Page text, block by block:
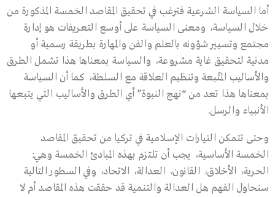
أما السياسة الشرعية فترغب في تحقيق المقاصد الخمسة المذكورة من
خلال السياسة، ومعنى السياسة على أوسع التعريفات هو إدارة
مجتمع وتسيير شؤونه بالعلم والفن والمهارة بطريقة رسمية أو
مدنية لتحقيق غاية مشروعة، والسياسة بمعناها هذا تشمل الطرق
والأساليب المتّبعة وتنظيم العلاقة مع السلطة، كما أن السياسة
بمعناها هذا تعد من “نهج النبوة” أي الطرق والأساليب التي يتبعها
الأنبياء والرسل.
وحتى تتمكن التيارات الإسلامية في تركيا من تحقيق المقاصد
الخمسة الأساسية، يجب أن تلتزم بهذه المبادئ الخمسة وهي:
الحرية، الأخلاق، القانون، العدالة، الاتحاد، وفي السطور التالية
سنحاول الفهم هل العدالة والتنمية قد حققت هذه المقاصد أم لا